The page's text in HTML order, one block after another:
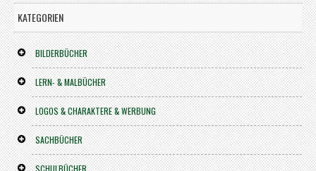
KATEGORIEN
BILDERBÜCHER
LERN- & MALBÜCHER
LOGOS & CHARAKTERE & WERBUNG
SACHBÜCHER
SCHULBÜCHER